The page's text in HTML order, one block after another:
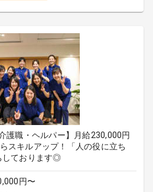
護職・ヘルパー】月給230,000円
スキルアップ！「人の役に立ち
しております◎
円〜